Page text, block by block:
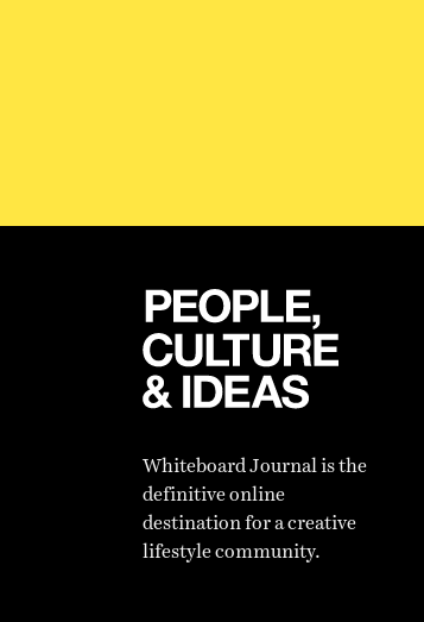
Whiteboard Journal is the
definitive online
destination for a creative
lifestyle community.